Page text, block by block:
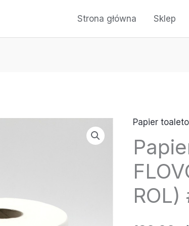
Strona główna Sklep
Papier
ilość
Papier
toaletowy
–
FLOVON
FLEXONE